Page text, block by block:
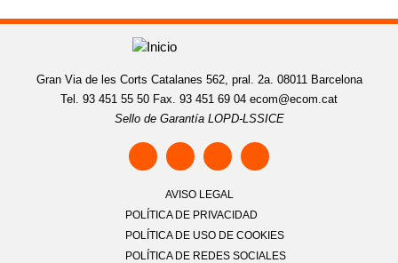
Gran Via de les Corts Catalanes 562, pral. 2a. 08011 Barcelona
Tel. 93 451 55 50 Fax. 93 451 69 04 ecom@ecom.cat
Sello de Garantía LOPD-LSSICE
AVISO LEGAL
POLÍTICA DE PRIVACIDAD
POLÍTICA DE USO DE COOKIES
POLÍTICA DE REDES SOCIALES